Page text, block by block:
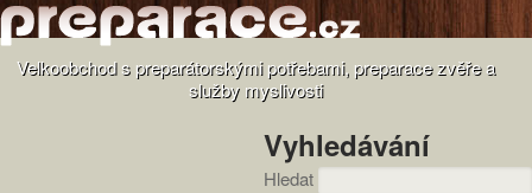
Velkoobchod s preparátorskými potřebami, preparace zvěře a
služby myslivosti
Vyhledávání
Hledat